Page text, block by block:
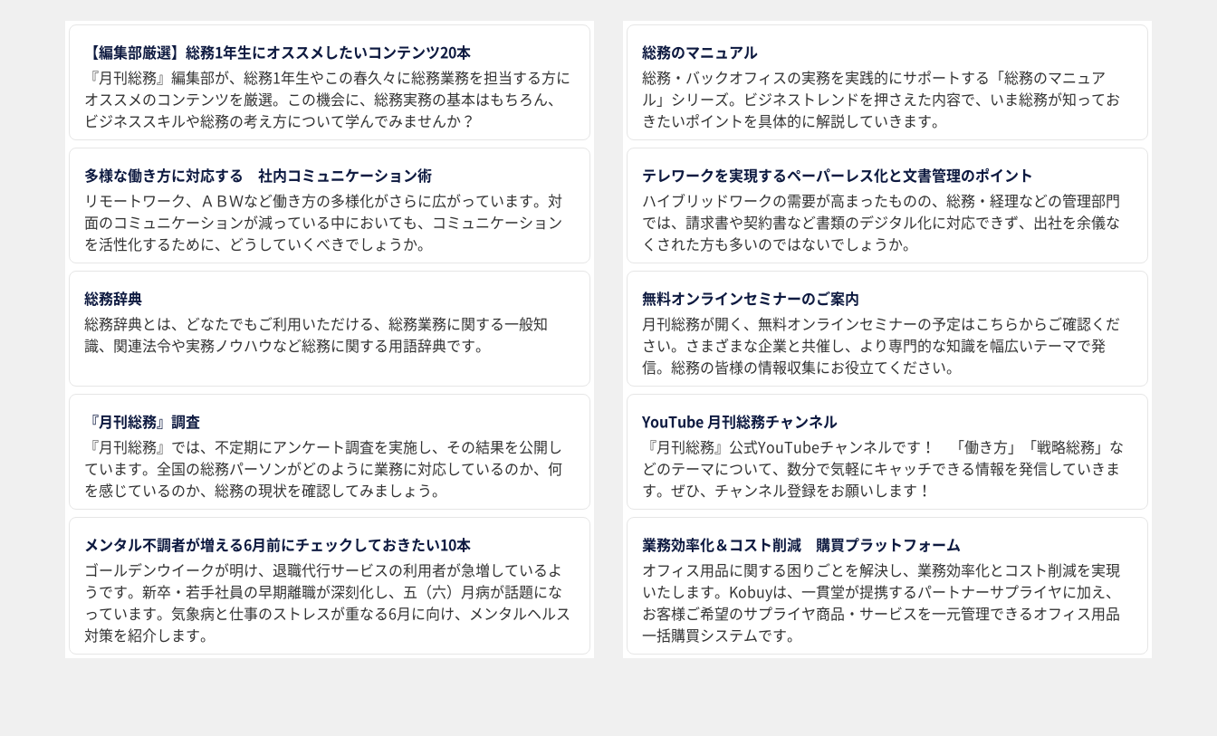
【編集部厳選】総務1年生にオススメしたいコンテンツ20本
『月刊総務』編集部が、総務1年生やこの春久々に総務業務を担当する方に
オススメのコンテンツを厳選。この機会に、総務実務の基本はもちろん、
ビジネススキルや総務の考え方について学んでみませんか？
総務のマニュアル
総務・バックオフィスの実務を実践的にサポートする「総務のマニュア
ル」シリーズ。ビジネストレンドを押さえた内容で、いま総務が知ってお
きたいポイントを具体的に解説していきます。
多様な働き方に対応する 社内コミュニケーション術
リモートワーク、ＡＢＷなど働き方の多様化がさらに広がっています。対
面のコミュニケーションが減っている中においても、コミュニケーション
を活性化するために、どうしていくべきでしょうか。
テレワークを実現するペーパーレス化と文書管理のポイント
ハイブリッドワークの需要が高まったものの、総務・経理などの管理部門
では、請求書や契約書など書類のデジタル化に対応できず、出社を余儀な
くされた方も多いのではないでしょうか。
総務辞典
総務辞典とは、どなたでもご利用いただける、総務業務に関する一般知
識、関連法令や実務ノウハウなど総務に関する用語辞典です。
無料オンラインセミナーのご案内
月刊総務が開く、無料オンラインセミナーの予定はこちらからご確認くだ
さい。さまざまな企業と共催し、より専門的な知識を幅広いテーマで発
信。総務の皆様の情報収集にお役立てください。
『月刊総務』調査
『月刊総務』では、不定期にアンケート調査を実施し、その結果を公開し
ています。全国の総務パーソンがどのように業務に対応しているのか、何
を感じているのか、総務の現状を確認してみましょう。
YouTube 月刊総務チャンネル
『月刊総務』公式YouTubeチャンネルです！ 「働き方」「戦略総務」な
どのテーマについて、数分で気軽にキャッチできる情報を発信していきま
す。ぜひ、チャンネル登録をお願いします！
メンタル不調者が増える6月前にチェックしておきたい10本
ゴールデンウイークが明け、退職代行サービスの利用者が急増しているよ
うです。新卒・若手社員の早期離職が深刻化し、五（六）月病が話題にな
っています。気象病と仕事のストレスが重なる6月に向け、メンタルヘルス
対策を紹介します。
業務効率化＆コスト削減 購買プラットフォーム
オフィス用品に関する困りごとを解決し、業務効率化とコスト削減を実現
いたします。Kobuyは、一貫堂が提携するパートナーサプライヤに加え、
お客様ご希望のサプライヤ商品・サービスを一元管理できるオフィス用品
一括購買システムです。